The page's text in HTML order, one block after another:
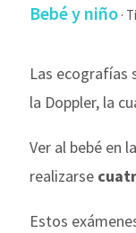
Bebé y niño ·
Las ecografías
la Doppler, la
Ver al bebé en
realizarse
Estos